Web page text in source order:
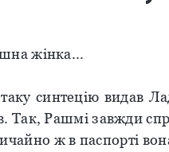
жінка...
синтецію видав
Так, Рашмі завжди
ж в паспорті